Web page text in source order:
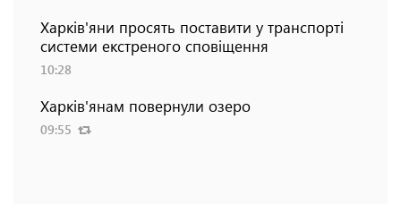
Харків'яни просять поставити у транспорті
системи екстреного сповіщення
10:28
Харків'янам повернули озеро
09:55